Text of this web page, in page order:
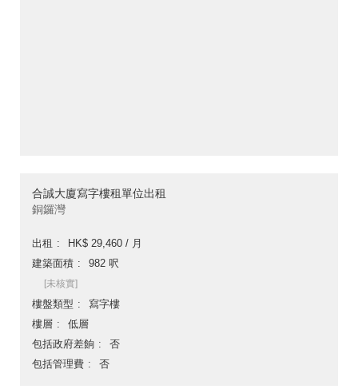
合誠大廈寫字樓租單位出租
銅鑼灣
出租
HK$ 29,460 / 月
建築面積
982 呎
[未核實]
樓盤類型
寫字樓
樓層
低層
包括政府差餉
否
包括管理費
否